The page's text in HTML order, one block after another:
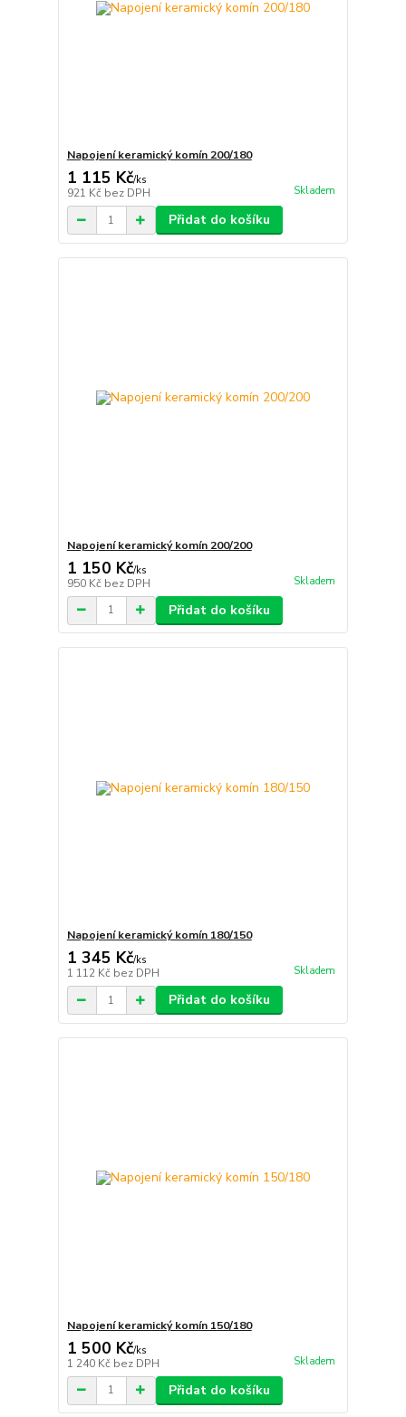
Napojení keramický komín 200/180
1 115 Kč/ks
921 Kč bez DPH Skladem
Přidat do košíku
Napojení keramický komín 200/200
1 150 Kč/ks
950 Kč bez DPH Skladem
Přidat do košíku
Napojení keramický komín 180/150
1 345 Kč/ks
1 112 Kč bez DPH Skladem
Přidat do košíku
Napojení keramický komín 150/180
1 500 Kč/ks
1 240 Kč bez DPH Skladem
Přidat do košíku